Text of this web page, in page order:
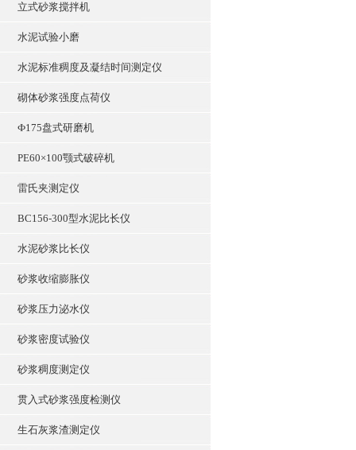
立式砂浆搅拌机
水泥试验小磨
水泥标准稠度及凝结时间测定仪
砌体砂浆强度点荷仪
Ф175盘式研磨机
PE60×100颚式破碎机
雷氏夹测定仪
BC156-300型水泥比长仪
水泥砂浆比长仪
砂浆收缩膨胀仪
砂浆压力泌水仪
砂浆密度试验仪
砂浆稠度测定仪
贯入式砂浆强度检测仪
生石灰浆渣测定仪